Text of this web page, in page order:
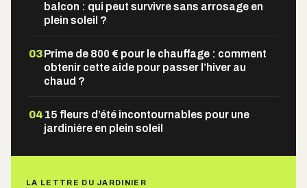
balcon : qui peut survivre sans arrosage en
plein soleil ?
03 Prime de 800 € pour le chauffage : comment
obtenir cette aide pour passer l’hiver au
chaud ?
04 15 fleurs d’été incontournables pour une
jardinière en plein soleil
LA LETTRE DU JARDINIER